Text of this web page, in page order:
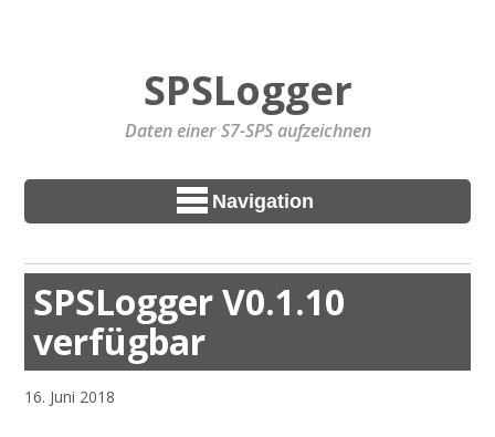
SPSLogger
Daten einer S7-SPS aufzeichnen
Navigation
SPSLogger V0.1.10
verfügbar
16. Juni 2018